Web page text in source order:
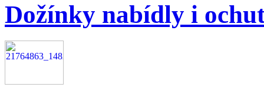
Dožínky nabídly i